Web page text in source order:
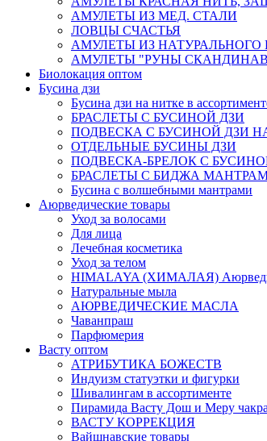
АМУЛЕТЫ ИЗ МЕД. СТАЛИ
ЛОВЦЫ СЧАСТЬЯ
АМУЛЕТЫ ИЗ
АМУЛЕТЫ "РУНЫ
Биолокация оптом
Бусина дзи
Бусина дзи на нитке в
БРАСЛЕТЫ С БУСИНОЙ ДЗИ
ПОДВЕСКА С БУСИНОЙ ДЗИ
ОТДЕЛЬНЫЕ БУСИНЫ ДЗИ
ПОДВЕСКА-БРЕЛОК С
БРАСЛЕТЫ С БИДЖА
Бусина с волшебными мантрами
Аюрведические товары
Уход за волосами
Для лица
Лечебная косметика
Уход за телом
HIMALAYA (ХИМАЛАЯ)
Натуральные мыла
АЮРВЕДИЧЕСКИЕ МАСЛА
Чаванпраш
Парфюмерия
Васту оптом
АТРИБУТИКА БОЖЕСТВ
Индуизм статуэтки и фигурки
Шивалингам в ассортименте
Пирамида Васту Дош и Меру чакра
ВАСТУ КОРРЕКЦИЯ
Вайшнавские товары